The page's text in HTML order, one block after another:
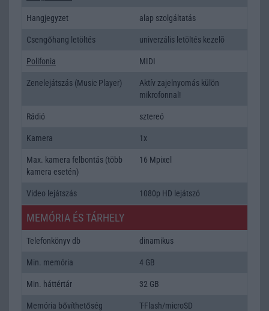
Hangjegyzet alap szolgáltatás
Csengőhang letöltés univerzális letöltés kezelõ
Polifonia MIDI
Zenelejátszás (Music Player)
Aktív zajelnyomás külön
mikrofonnal!
Rádió sztereó
Kamera 1x
Max. kamera felbontás (több
kamera esetén)
16 Mpixel
Video lejátszás 1080p HD lejátszó
MEMÓRIA ÉS TÁRHELY
Telefonkönyv db dinamikus
Min. memória 4 GB
Min. háttértár 32 GB
Memória bővíthetőség T-Flash/microSD